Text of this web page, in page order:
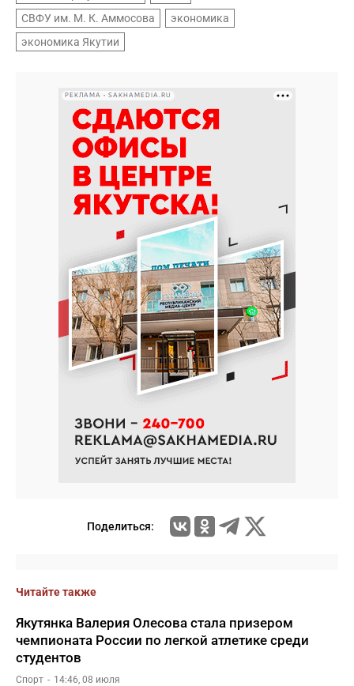
СВФУ им. М. К. Аммосова
экономика
экономика Якутии
РЕКЛАМА • SAKHAMEDIA.RU
Поделиться:
Читайте также
Якутянка Валерия Олесова стала призером
чемпионата России по легкой атлетике среди
студентов
Спорт 14:46, 08 июля